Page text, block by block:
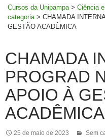
Cursos da Unipampa > Ciência
categoria > CHAMADA
GESTÃO ACADÊMICA
CHAMADA
PROGRAD
APOIO À
ACADÊMICA
25 de maio de 2023 Sem